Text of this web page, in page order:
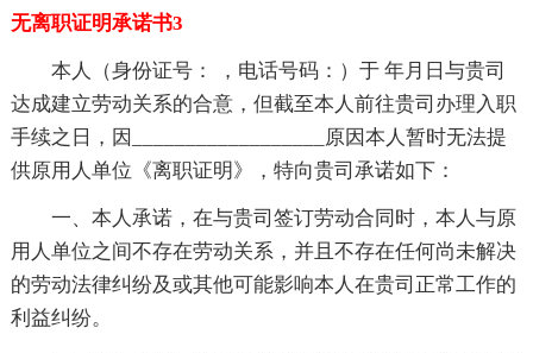
无离职证明承诺书3
本人（身份证号： ，电话号码：）于 年月日与贵司
达成建立劳动关系的合意，但截至本人前往贵司办理入职
手续之日，因__________________原因本人暂时无法提
供原用人单位《离职证明》，特向贵司承诺如下：
一、本人承诺，在与贵司签订劳动合同时，本人与原
用人单位之间不存在劳动关系，并且不存在任何尚未解决
的劳动法律纠纷及或其他可能影响本人在贵司正常工作的
利益纠纷。